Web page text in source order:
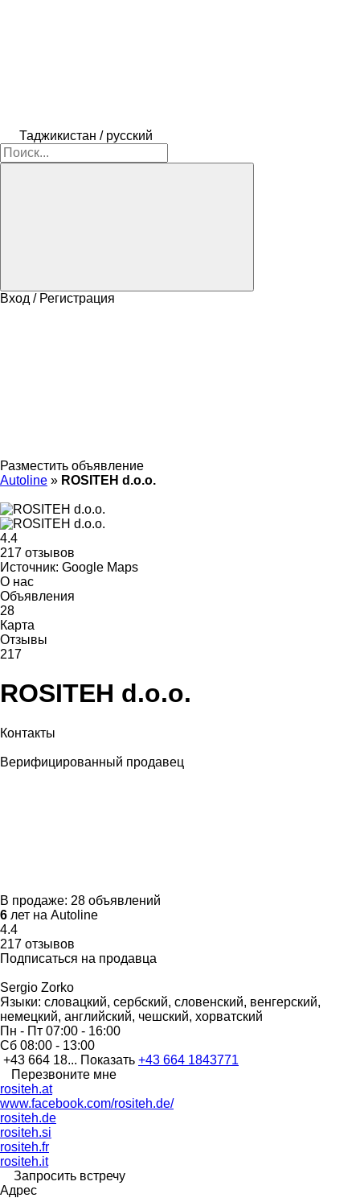
Таджикистан / русский
Вход / Регистрация
Разместить объявление
Autoline » ROSITEH d.o.o.
4.4
217 отзывов
Источник: Google Maps
О нас
Объявления
28
Карта
Отзывы
217
ROSITEH d.o.o.
Контакты
Верифицированный продавец
В продаже: 28 объявлений
6 лет на Autoline
4.4
217 отзывов
Подписаться на продавца
Sergio Zorko
Языки: словацкий, сербский, словенский, венгерский,
немецкий, английский, чешский, хорватский
Пн - Пт 07:00 - 16:00
Сб 08:00 - 13:00
+43 664 18... Показать +43 664 1843771
Перезвоните мне
rositeh.at
www.facebook.com/rositeh.de/
rositeh.de
rositeh.si
rositeh.fr
rositeh.it
Запросить встречу
Адрес